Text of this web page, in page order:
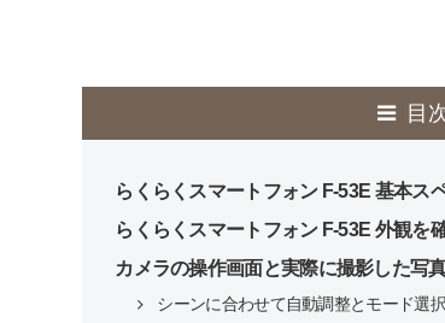
目
らくらくスマートフォン F-53E 基本ス
らくらくスマートフォン F-53E 外観を
カメラの操作画面と実際に撮影した写
シーンに合わせて自動調整とモード選